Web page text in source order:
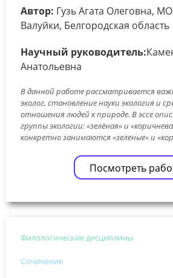
Автор: Гузь Агата Олеговна,
Валуйки, Белгородская область
Научный руководитель:
Анатольевна
В данной работе рассматривается
эколог, становление науки экология и
отношения людей к природе. В эссе
группы экологии: «зелёная» и
конкретно занимаются «зеленые» и
Посмотреть
Филологические дисциплины
Сочинение